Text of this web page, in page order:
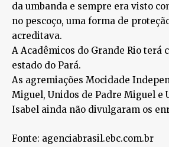
da umbanda e sempre era visto
no pescoço, uma forma de
acreditava.
A Acadêmicos do Grande Rio terá
estado do Pará.
As agremiações Mocidade
Miguel, Unidos de Padre Miguel e
Isabel ainda não divulgaram os
Fonte: agenciabrasil.ebc.com.br